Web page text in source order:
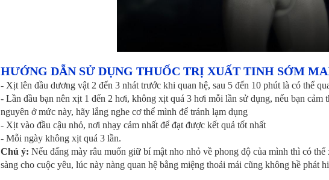
HƯỚNG DẪN SỬ DỤNG THUỐC TRỊ XUẤT TINH SỚM
- Xịt lên đầu dương vật 2 đến 3 nhát trước khi quan hệ, sau 5 đến 10 phút là có thể
- Lần đầu bạn nên xịt 1 đến 2 hơi, không xịt quá 3 hơi mỗi lần sử dụng, nếu bạn cảm
nguyên ở mức này, hãy lắng nghe cơ thể mình để tránh lạm dụng
- Xịt vào đầu cậu nhỏ, nơi nhạy cảm nhất để đạt được kết quả tốt nhất
- Mỗi ngày không xịt quá 3 lần.
Chú ý: Nếu đấng mày râu muốn giữ bí mật nho nhỏ về phong độ của mình thì có
sàng cho cuộc yêu, lúc này nàng quan hệ bằng miệng thoải mái cũng không hề phát